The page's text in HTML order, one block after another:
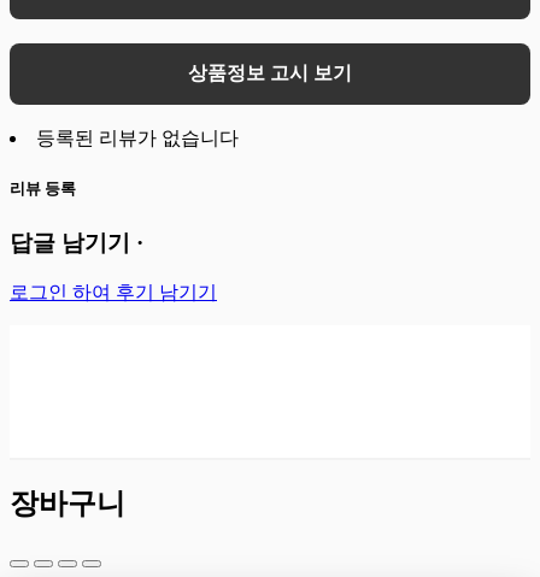
상품정보 고시 보기
등록된 리뷰가 없습니다
리뷰 등록
답글 남기기 ·
로그인 하여 후기 남기기
장바구니